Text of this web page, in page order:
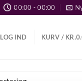
00:00 - 00:00
LOG IND KURV / KR.